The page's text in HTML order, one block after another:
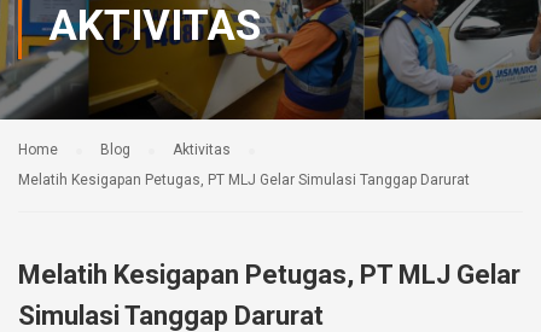
AKTIVITAS
Home Blog
Aktivitas
Melatih Kesigapan Petugas, PT MLJ Gelar Simulasi Tanggap Darurat
Melatih Kesigapan Petugas, PT MLJ Gelar
Simulasi Tanggap Darurat